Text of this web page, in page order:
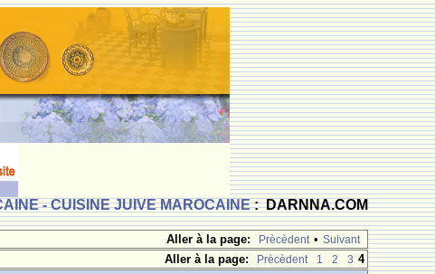
- CUISINE JUIVE MAROCAINE: DARNNA.COM
Aller à la page:
Prècèdent • Suivant
Aller à la page: Prècèdent 1 2 3 4